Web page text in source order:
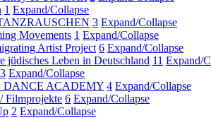
1 Expand/Collapse
3 Expand/Collapse
Movements 1 Expand/Collapse
Artist Project 6 Expand/Collapse
jüdisches Leben in Deutschland 11 Expand/
3 Expand/Collapse
DANCE ACADEMY 4 Expand/Collapse
Filmprojekte 6 Expand/Collapse
2 Expand/Collapse